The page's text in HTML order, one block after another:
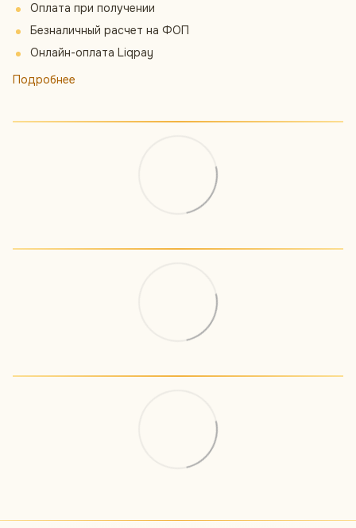
Оплата при получении
Безналичный расчет на ФОП
Онлайн-оплата Liqpay
Подробнее